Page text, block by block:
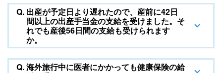
Q. 出産が予定日より遅れたので、産前に42日
間以上の出産手当金の支給を受けました。そ
れでも産後56日間の支給も受けられます
か。
Q.海外旅行中に医者にかかっても健康保険の給